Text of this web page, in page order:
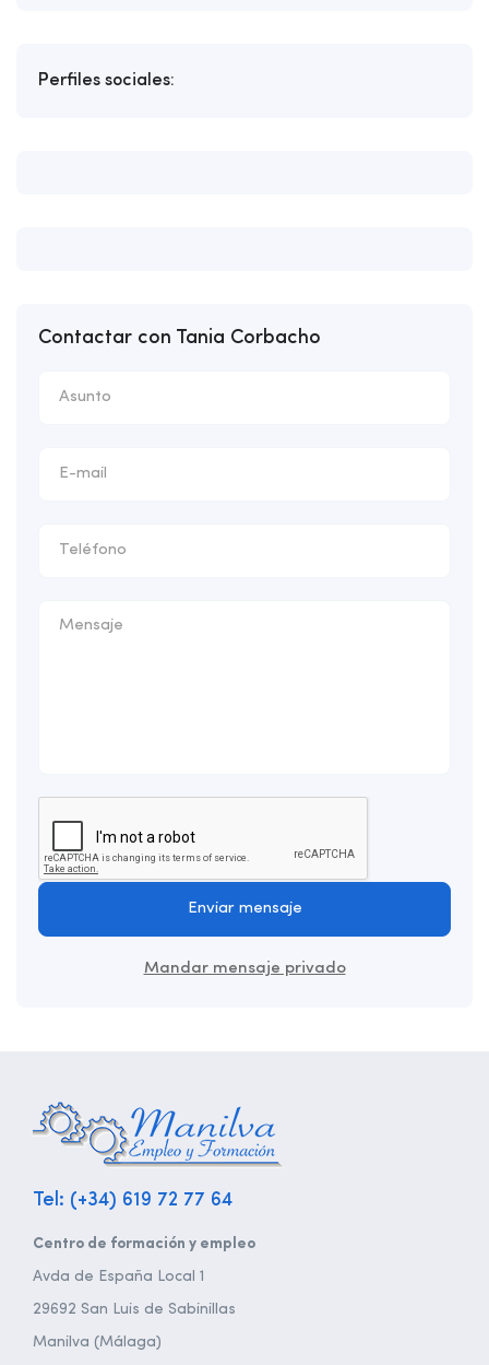
Perfiles sociales:
Contactar con Tania Corbacho
Enviar mensaje
Mandar mensaje privado
Tel: (+34) 619 72 77 64
Centro de formación y empleo
Avda de España Local 1
29692 San Luis de Sabinillas
Manilva (Málaga)